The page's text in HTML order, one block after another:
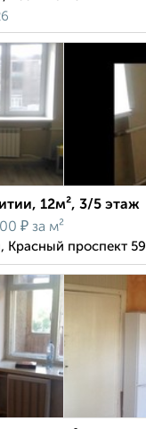
12м², 3/5 этаж
₽ за м²
Красный проспект 59